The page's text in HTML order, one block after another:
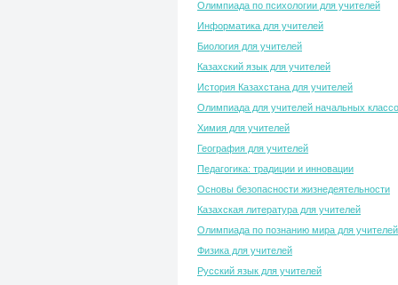
Олимпиада по психологии для учителей
Информатика для учителей
Биология для учителей
Казахский язык для учителей
История Казахстана для учителей
Олимпиада для учителей начальных
Химия для учителей
География для учителей
Педагогика: традиции и инновации
Основы безопасности жизнедеятельности
Казахская литература для учителей
Олимпиада по познанию мира для учителей
Физика для учителей
Русский язык для учителей